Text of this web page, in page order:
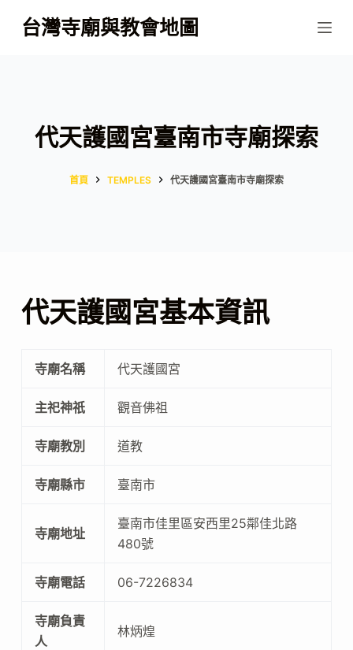
跳
至
台灣寺廟與教會地圖
代天護國宮臺南市寺廟探索
首頁 TEMPLES 代天護國宮臺南市寺廟探索
代天護國宮基本資訊
寺廟名稱 代天護國宮
主祀神祇 觀音佛祖
寺廟教別 道教
寺廟縣市 臺南市
寺廟地址
臺南市佳里區安西里25鄰佳北路
480號
寺廟電話 06-7226834
寺廟負責
人
林炳煌